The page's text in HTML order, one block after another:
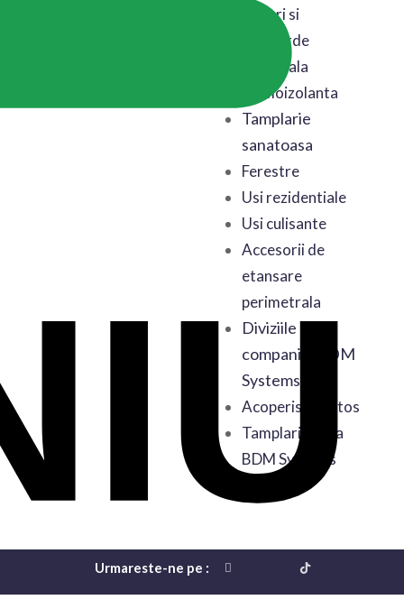
poduri si
mansarde
Astereala
termoizolanta
Tamplarie
sanatoasa
Ferestre
Usi rezidentiale
Usi culisante
Accesorii de
etansare
perimetrala
Diviziile
companiei BDM
Systems
Acoperis Sanatos
Tamplarie de la
BDM Systems
Urmareste-ne pe :